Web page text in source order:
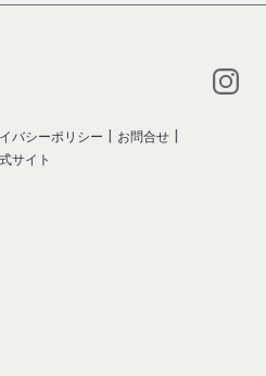
バシーポリシー お問合せ
サイト